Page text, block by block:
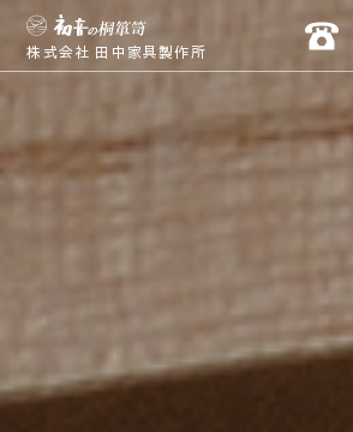
株式会社 田中家具製作所